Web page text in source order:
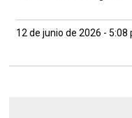
12 de junio de 2026 - 5:08